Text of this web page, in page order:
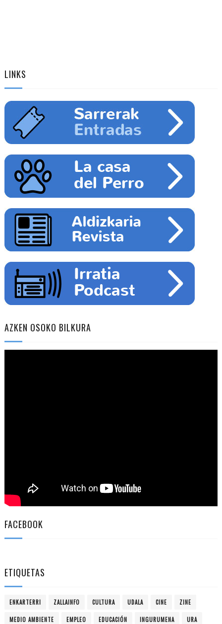
LINKS
AZKEN OSOKO BILKURA
FACEBOOK
ETIQUETAS
ENKARTERRI ZALLAINFO CULTURA UDALA CINE ZINE
MEDIO AMBIENTE EMPLEO EDUCACIÓN INGURUMENA URA